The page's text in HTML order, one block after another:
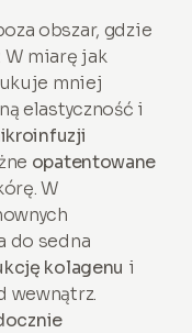
obszar, gdzie
W miarę jak
mniej
elastyczność i
opatentowane
W
do sedna
kolagenu i
wewnątrz.